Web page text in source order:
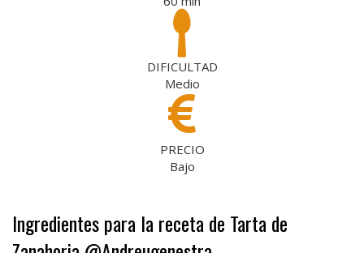
DIFICULTAD
Medio
PRECIO
Bajo
Ingredientes para la receta de Tarta de